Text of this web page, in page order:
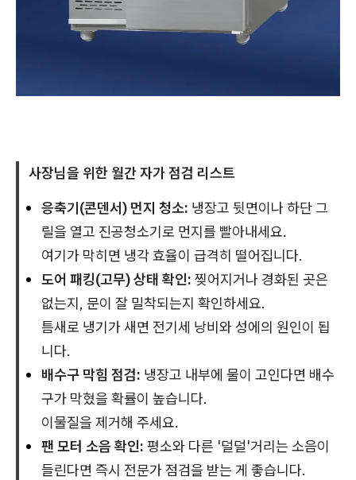
사장님을 위한 월간 자가 점검 리스트
응축기(콘덴서) 먼지 청소: 냉장고 뒷면이나 하단 그
릴을 열고 진공청소기로 먼지를 빨아내세요.
여기가 막히면 냉각 효율이 급격히 떨어집니다.
도어 패킹(고무) 상태 확인: 찢어지거나 경화된 곳은
없는지, 문이 잘 밀착되는지 확인하세요.
틈새로 냉기가 새면 전기세 낭비와 성에의 원인이 됩
니다.
배수구 막힘 점검: 냉장고 내부에 물이 고인다면 배수
구가 막혔을 확률이 높습니다.
이물질을 제거해 주세요.
팬 모터 소음 확인: 평소와 다른 '덜덜'거리는 소음이
들린다면 즉시 전문가 점검을 받는 게 좋습니다.